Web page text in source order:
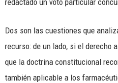
redactado un voto particular
Dos son las cuestiones que
recurso: de un lado, si el derecho
que la doctrina constitucional
también aplicable a los